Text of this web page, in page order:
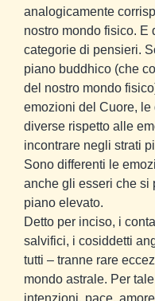
analogicamente
nostro mondo fisico. E
categorie di pensieri.
piano buddhico (che
del nostro mondo
emozioni del Cuore,
diverse rispetto alle
incontrare negli strati
Sono differenti le
anche gli esseri che si
piano elevato.
Detto per inciso, i
salvifici, i cosiddetti
tutti – tranne rare
mondo astrale. Per
intenzioni, pace,